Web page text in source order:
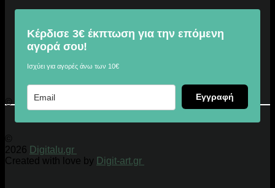
Κέρδισε 3€ έκπτωση για την επόμενη
αγορά σου!
Ισχύει για αγορές άνω των 10€
Εγγραφή
© 2026 Digitalu.gr
©
2026 Digitalu.gr
Created with love by Digit-art.gr